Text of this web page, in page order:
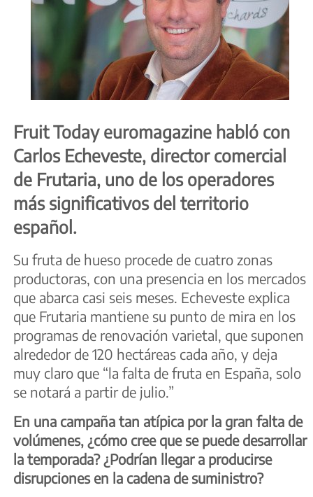
Fruit Today euromagazine habló con
Carlos Echeveste, director comercial
de Frutaria, uno de los operadores
más significativos del territorio
español.
Su fruta de hueso procede de cuatro zonas
productoras, con una presencia en los mercados
que abarca casi seis meses. Echeveste explica
que Frutaria mantiene su punto de mira en los
programas de renovación varietal, que suponen
alrededor de 120 hectáreas cada año, y deja
muy claro que “la falta de fruta en España, solo
se notará a partir de julio.”
En una campaña tan atípica por la gran falta de
volúmenes, ¿cómo cree que se puede desarrollar
la temporada? ¿Podrían llegar a producirse
disrupciones en la cadena de suministro?